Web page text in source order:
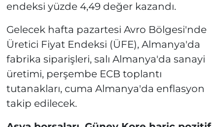
endeksi yüzde 4,49 değer kazandı.
Gelecek hafta pazartesi Avro Bölgesi'nde
Üretici Fiyat Endeksi (ÜFE), Almanya'da
fabrika siparişleri, salı Almanya'da sanayi
üretimi, perşembe ECB toplantı
tutanakları, cuma Almanya'da enflasyon
takip edilecek.